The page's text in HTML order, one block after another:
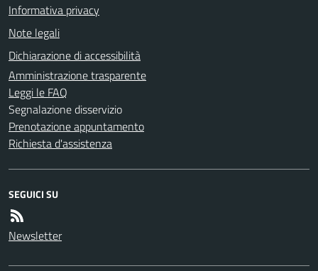
Informativa privacy
Note legali
Dichiarazione di accessibilità
Amministrazione trasparente
Leggi le FAQ
Segnalazione disservizio
Prenotazione appuntamento
Richiesta d'assistenza
SEGUICI SU
Newsletter